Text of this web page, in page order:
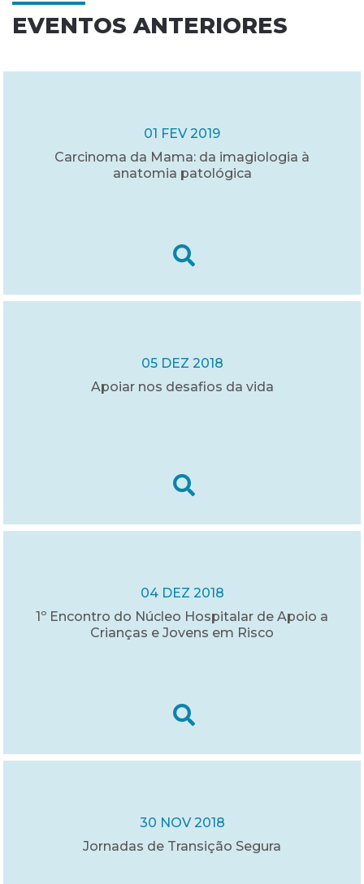
EVENTOS ANTERIORES
01 FEV 2019
Carcinoma da Mama: da imagiologia à
anatomia patológica
05 DEZ 2018
Apoiar nos desafios da vida
04 DEZ 2018
1º Encontro do Núcleo Hospitalar de Apoio a
Crianças e Jovens em Risco
30 NOV 2018
Jornadas de Transição Segura